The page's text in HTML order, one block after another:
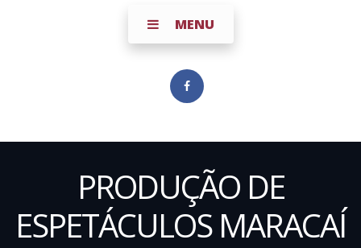
MENU
PRODUÇÃO DE
ESPETÁCULOS MARACAÍ­